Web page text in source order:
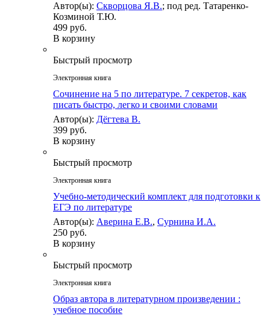
Автор(ы): Скворцова Я.В.; под ред. Татаренко-
Козминой Т.Ю.
499 руб.
В корзину
Быстрый просмотр
Электронная книга
Сочинение на 5 по литературе. 7 секретов, как
писать быстро, легко и своими словами
Автор(ы): Дёгтева В.
399 руб.
В корзину
Быстрый просмотр
Электронная книга
Учебно-методический комплект для подготовки к
ЕГЭ по литературе
Автор(ы): Аверина Е.В., Сурнина И.А.
250 руб.
В корзину
Быстрый просмотр
Электронная книга
Образ автора в литературном произведении :
учебное пособие